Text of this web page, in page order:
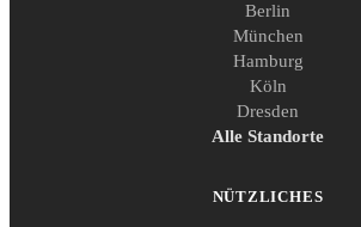
Berlin
München
Hamburg
Köln
Dresden
Alle Standorte
NÜTZLICHES